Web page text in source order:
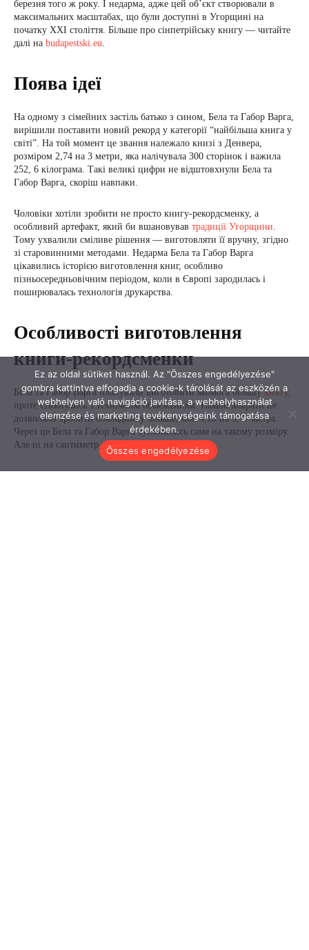
Ez az oldal sütiket használ. Az "Összes engedélyezése"
gombra kattintva elfogadja a cookie-k tárolását az eszközén a
webhelyen való navigáció javítása, a webhelyhasználat
elemzése és marketing tevékenységeink támogatása
érdekében.
Összes engedélyezése